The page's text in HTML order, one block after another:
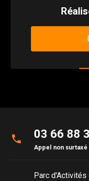
phone 03 66 88
Appel non surtaxé
Parc d'Activités